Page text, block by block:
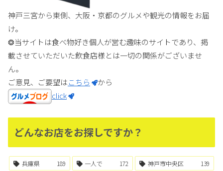
神戸三宮から東側、大阪・京都のグルメや観光の情報をお届
け。
❂当サイトは食べ物好き個人が営む趣味のサイトであり、掲
載させていただいた飲食店様とは一切の関係がございませ
ん。
ご意見、ご要望はこちら
から
click
どんなお店をお探しですか？
兵庫県 189 一人で 172 神戸市中央区
139